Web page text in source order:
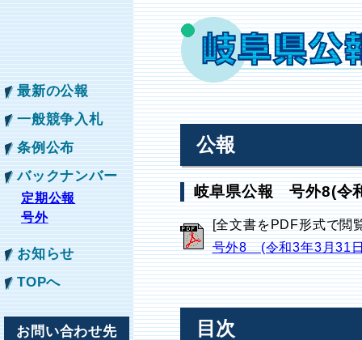
最新の公報
一般競争入札
条例公布
バックナンバー
定期公報
号外
お知らせ
TOPへ
お問い合わせ先
公報
岐阜県公報 号外8(令
[全文書をPDF形式で閲
号外8 (令和3年3月31
目次